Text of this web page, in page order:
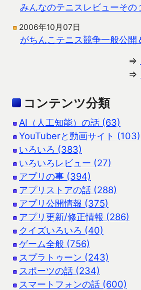
みんなのテニスレビューその
2006年10月07日
がちんこテニス競争一般公開
⇒
⇒
コンテンツ分類
AI（人工知能）の話 (63)
YouTuberと動画サイト (103)
いろいろ (383)
いろいろレビュー (27)
アプリの事 (394)
アプリストアの話 (288)
アプリ公開情報 (375)
アプリ更新/修正情報 (286)
クイズいろいろ (40)
ゲーム全般 (756)
スプラトゥーン (243)
スポーツの話 (234)
スマートフォンの話 (600)